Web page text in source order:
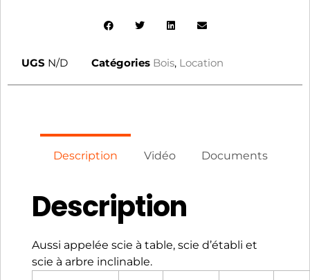
UGS N/D Catégories Bois, Location
Description Vidéo Documents
Description
Aussi appelée scie à table, scie d’établi et
scie à arbre inclinable.